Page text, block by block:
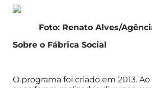
Foto: Renato Alves/
Sobre o Fábrica Social
O programa foi criado em 2013.